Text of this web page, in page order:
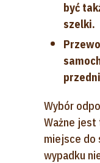
być
szelki.
Wybór
Ważne
miejsce do
wypadku